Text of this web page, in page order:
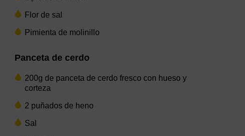
Flor de sal
Pimienta de molinillo
Panceta de cerdo
200g de panceta de cerdo fresco con hueso y
corteza
2 puñados de heno
Sal